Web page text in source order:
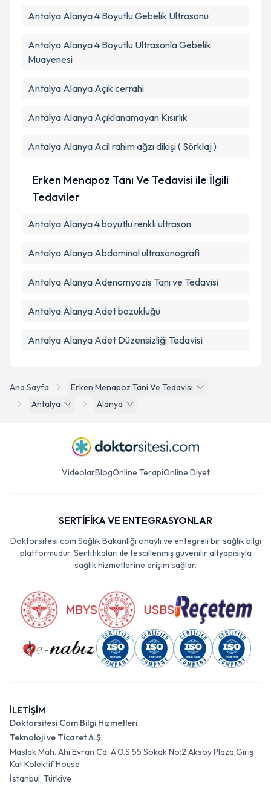
Ana Sayfa
Erken Menapoz Tani Ve Tedavisi
Antalya
Alanya
Antalya Alanya 4 Boyutlu Gebelik Ultrasonu
Antalya Alanya 4 Boyutlu Ultrasonla Gebelik
Muayenesi
Antalya Alanya Açık cerrahi
Antalya Alanya Açıklanamayan Kısırlık
Antalya Alanya Acil rahim ağzı dikişi ( Sörklaj )
Erken Menapoz Tanı Ve Tedavisi ile İlgili
Tedaviler
Antalya Alanya 4 boyutlu renkli ultrason
Antalya Alanya Abdominal ultrasonografi
Antalya Alanya Adenomyozis Tanı ve Tedavisi
Antalya Alanya Adet bozukluğu
Antalya Alanya Adet Düzensizliği Tedavisi
VideolarBlogOnline TerapiOnline Diyet
SERTİFİKA VE ENTEGRASYONLAR
Doktorsitesi.com Sağlık Bakanlığı onaylı ve entegreli bir sağlık bilgi
platformudur. Sertifikaları ile tescillenmiş güvenilir altyapısıyla
sağlık hizmetlerine erişim sağlar.
İLETİŞİM
Doktorsitesi Com Bilgi Hizmetleri
Teknoloji ve Ticaret A.Ş.
Maslak Mah. Ahi Evran Cd. A.O.S 55 Sokak No:2 Aksoy Plaza Giriş
Kat Kolektif House
İstanbul, Türkiye